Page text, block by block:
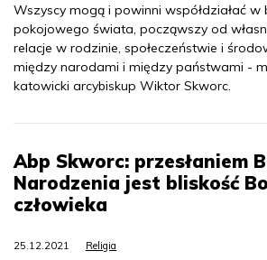
Wszyscy mogą i powinni współdziałać
pokojowego świata, począwszy od
relacje w rodzinie, społeczeństwie i
między narodami i między państwami -
katowicki arcybiskup Wiktor Skworc.
Abp Skworc: przesłaniem
Narodzenia jest bliskość
człowieka
25.12.2021 Religia